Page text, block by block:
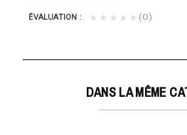
ÉVALUATION ★★★★★ (0)
DANS LA MÊME